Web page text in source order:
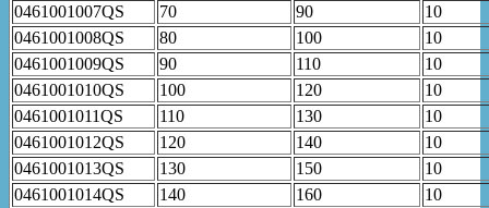
0461001007QS
70 90
10
0461001008QS
80 100
10
0461001009QS
90 110
10
0461001010QS
100 120
10
0461001011QS
110 130
10
0461001012QS
120 140
10
0461001013QS
130 150
10
0461001014QS
140 160
10